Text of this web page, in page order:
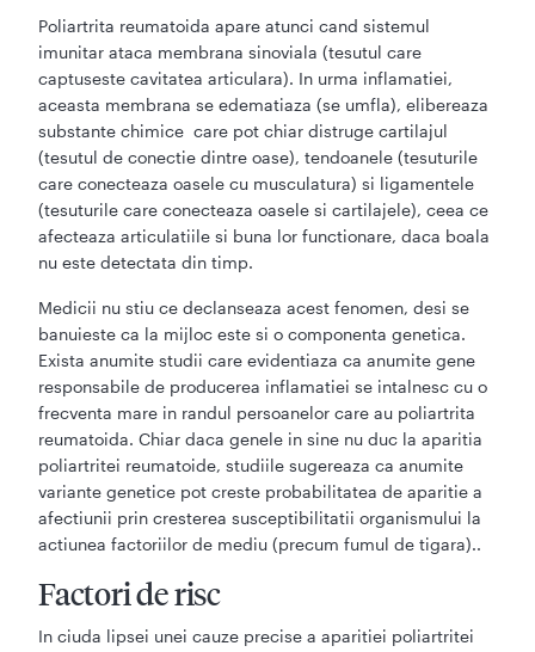
Poliartrita reumatoida apare atunci cand sistemul
imunitar ataca membrana sinoviala (tesutul care
captuseste cavitatea articulara). In urma inflamatiei,
aceasta membrana se edematiaza (se umfla), elibereaza
substante chimice care pot chiar distruge cartilajul
(tesutul de conectie dintre oase), tendoanele (tesuturile
care conecteaza oasele cu musculatura) si ligamentele
(tesuturile care conecteaza oasele si cartilajele), ceea ce
afecteaza articulatiile si buna lor functionare, daca boala
nu este detectata din timp.
Medicii nu stiu ce declanseaza acest fenomen, desi se
banuieste ca la mijloc este si o componenta genetica.
Exista anumite studii care evidentiaza ca anumite gene
responsabile de producerea inflamatiei se intalnesc cu o
frecventa mare in randul persoanelor care au poliartrita
reumatoida. Chiar daca genele in sine nu duc la aparitia
poliartritei reumatoide, studiile sugereaza ca anumite
variante genetice pot creste probabilitatea de aparitie a
afectiunii prin cresterea susceptibilitatii organismului la
actiunea factoriilor de mediu (precum fumul de tigara)..
Factori de risc
In ciuda lipsei unei cauze precise a aparitiei poliartritei